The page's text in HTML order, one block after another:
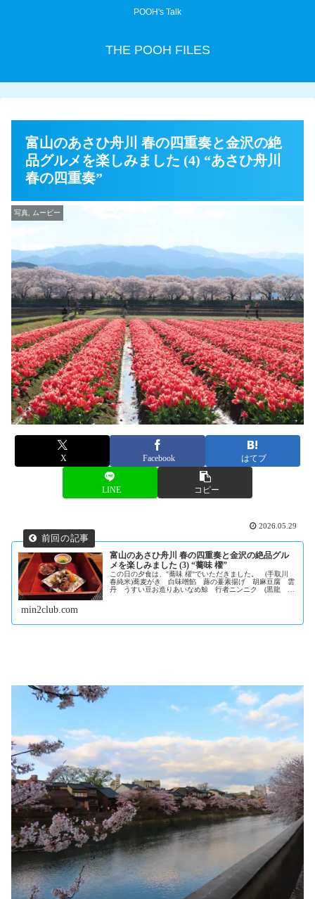
POOH's Talk
THE POOH FILES
富山のあさひ舟川 春の四重奏と金沢の絶
品グルメを楽しみました (4) “あさひ舟川
春の四重奏”
写真, ムービー
X Facebook はてブ
LINE コピー
2026.05.29
富山のあさひ舟川 春の四重奏と金沢の絶品グル
メを楽しみました (3) “蕎味 櫂”
この日の夕食は、"蕎味 櫂"でいただきました。 (手取川
春純米)蕎麦がき 白味噌餡 蕗の薹素揚げ 胡麻豆腐 雲
丹 うすい豆お造りあいなめ鯨 行者ニンニク (黒龍 純
min2club.com